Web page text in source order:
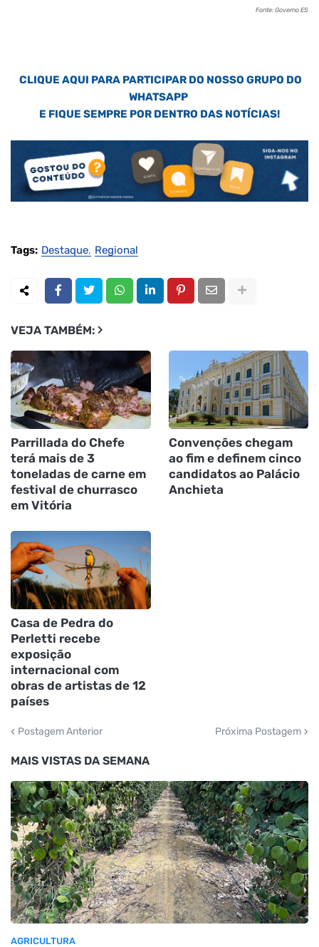
Fonte: Governo ES
CLIQUE AQUI PARA PARTICIPAR DO NOSSO GRUPO DO
WHATSAPP
E FIQUE SEMPRE POR DENTRO DAS NOTÍCIAS!
Tags: Destaque Regional
VEJA TAMBÉM:
Parrillada do Chefe
terá mais de 3
toneladas de carne em
festival de churrasco
em Vitória
Convenções chegam
ao fim e definem cinco
candidatos ao Palácio
Anchieta
Casa de Pedra do
Perletti recebe
exposição
internacional com
obras de artistas de 12
países
Postagem Anterior Próxima Postagem
MAIS VISTAS DA SEMANA
AGRICULTURA